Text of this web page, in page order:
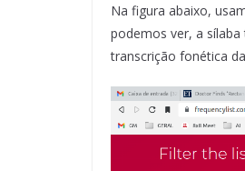
Na figura abaixo,
podemos ver, a sílaba
transcrição fonética